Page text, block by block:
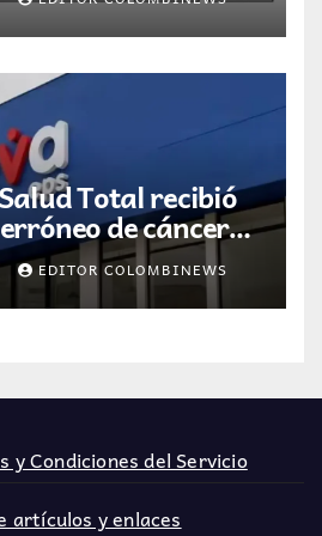
en Colombia
Total recibió
de cáncer
de otra persona
EDITOR COLOMBINEWS
y Condiciones del Servicio
artículos y enlaces